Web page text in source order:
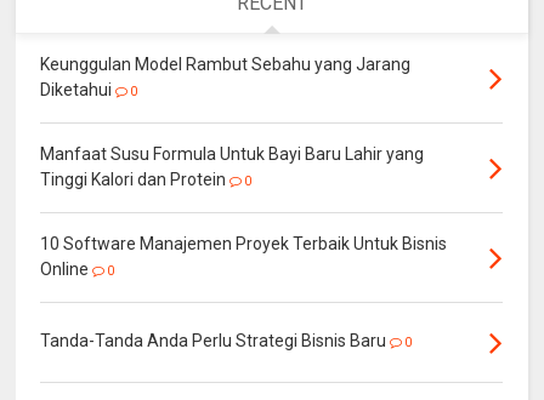
Keunggulan Model Rambut Sebahu yang Jarang
Diketahui
0
Manfaat Susu Formula Untuk Bayi Baru Lahir yang
Tinggi Kalori dan Protein
0
10 Software Manajemen Proyek Terbaik Untuk Bisnis
Online
0
Tanda-Tanda Anda Perlu Strategi Bisnis Baru 0